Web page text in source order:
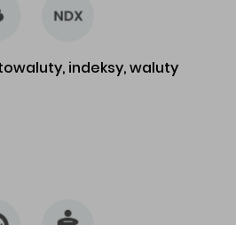
indeksy, waluty